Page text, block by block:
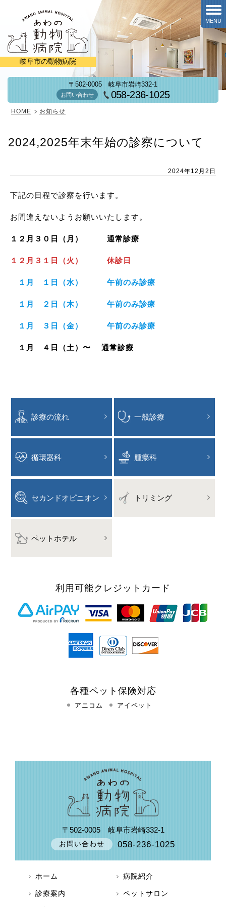
岐阜市の動物病院
〒502-0005 岐阜市岩崎332-1
お問い合わせ 058-236-1025
MENU
HOME お知らせ
2024,2025年末年始の診察について
2024年12月2日
下記の日程で診察を行います。
お間違えないようお願いいたします。
１２月３０日（月） 通常診療
１２月３１日（火） 休診日
１月 １日（水） 午前のみ診療
１月 ２日（木） 午前のみ診療
１月 ３日（金） 午前のみ診療
１月 ４日（土）〜 通常診療
診療の流れ 一般診療
循環器科 腫瘍科
セカンドオピニオン トリミング
ペットホテル
利用可能クレジットカード
各種ペット保険対応
アニコム アイペット
〒502-0005 岐阜市岩崎332-1
お問い合わせ 058-236-1025
ホーム 病院紹介
診療案内 ペットサロン